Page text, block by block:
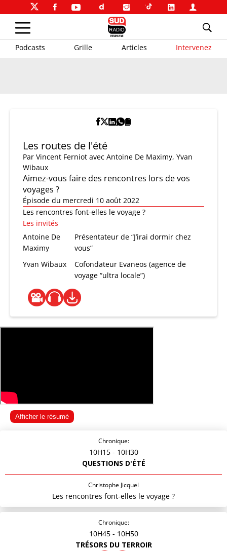
Podcasts Grille Articles Intervenez
Les routes de l'été
Par Vincent Ferniot avec Antoine De Maximy, Yvan
Wibaux
Aimez-vous faire des rencontres lors de vos
voyages ?
Épisode du mercredi 10 août 2022
Les rencontres font-elles le voyage ?
Les invités
Antoine De
Maximy
Présentateur de “J’irai dormir chez
vous”
Yvan Wibaux
Cofondateur Evaneos (agence de
voyage “ultra locale”)
Afficher le résumé
Chronique:
10H15 - 10H30
QUESTIONS D'ÉTÉ
Christophe Jicquel
Les rencontres font-elles le voyage ?
Chronique:
10H45 - 10H50
TRÉSORS DU TERROIR